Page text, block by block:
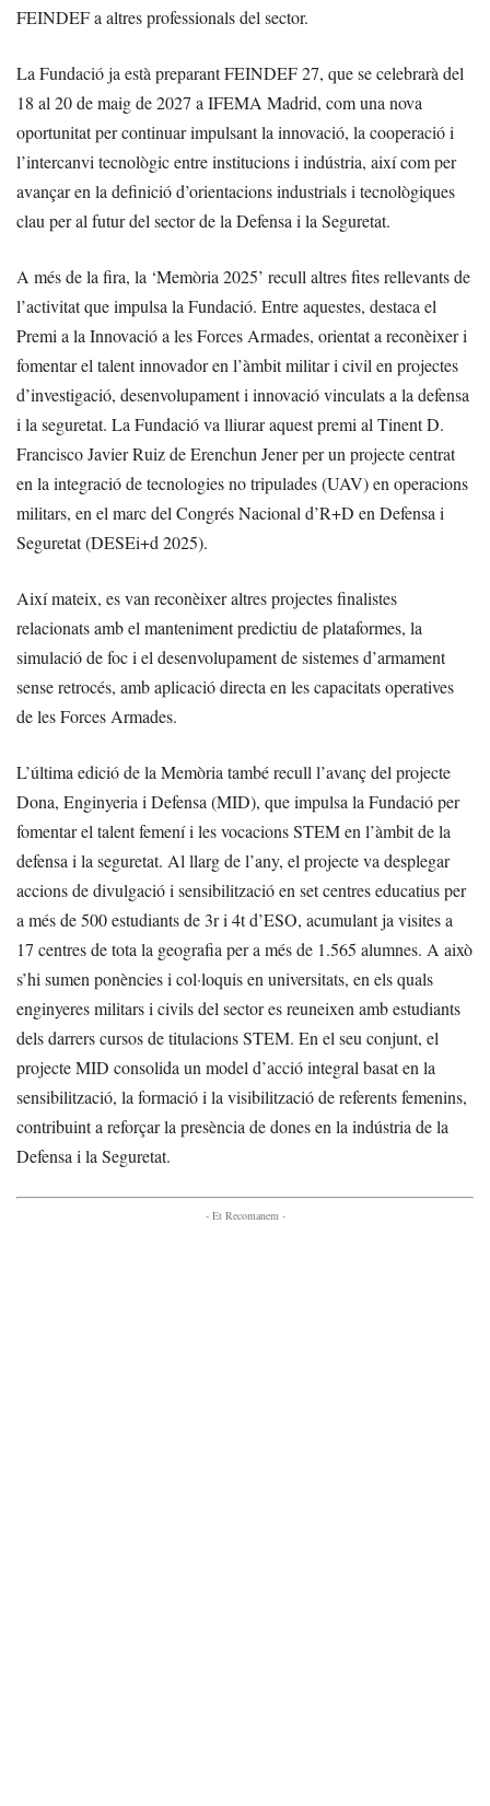
FEINDEF a altres professionals del sector.
La Fundació ja està preparant FEINDEF 27, que se celebrarà del
18 al 20 de maig de 2027 a IFEMA Madrid, com una nova
oportunitat per continuar impulsant la innovació, la cooperació i
l’intercanvi tecnològic entre institucions i indústria, així com per
avançar en la definició d’orientacions industrials i tecnològiques
clau per al futur del sector de la Defensa i la Seguretat.
A més de la fira, la ‘Memòria 2025’ recull altres fites rellevants de
l’activitat que impulsa la Fundació. Entre aquestes, destaca el
Premi a la Innovació a les Forces Armades, orientat a reconèixer i
fomentar el talent innovador en l’àmbit militar i civil en projectes
d’investigació, desenvolupament i innovació vinculats a la defensa
i la seguretat. La Fundació va lliurar aquest premi al Tinent D.
Francisco Javier Ruiz de Erenchun Jener per un projecte centrat
en la integració de tecnologies no tripulades (UAV) en operacions
militars, en el marc del Congrés Nacional d’R+D en Defensa i
Seguretat (DESEi+d 2025).
Així mateix, es van reconèixer altres projectes finalistes
relacionats amb el manteniment predictiu de plataformes, la
simulació de foc i el desenvolupament de sistemes d’armament
sense retrocés, amb aplicació directa en les capacitats operatives
de les Forces Armades.
L’última edició de la Memòria també recull l’avanç del projecte
Dona, Enginyeria i Defensa (MID), que impulsa la Fundació per
fomentar el talent femení i les vocacions STEM en l’àmbit de la
defensa i la seguretat. Al llarg de l’any, el projecte va desplegar
accions de divulgació i sensibilització en set centres educatius per
a més de 500 estudiants de 3r i 4t d’ESO, acumulant ja visites a
17 centres de tota la geografia per a més de 1.565 alumnes. A això
s’hi sumen ponències i col·loquis en universitats, en els quals
enginyeres militars i civils del sector es reuneixen amb estudiants
dels darrers cursos de titulacions STEM. En el seu conjunt, el
projecte MID consolida un model d’acció integral basat en la
sensibilització, la formació i la visibilització de referents femenins,
contribuint a reforçar la presència de dones en la indústria de la
Defensa i la Seguretat.
- Et Recomanem -